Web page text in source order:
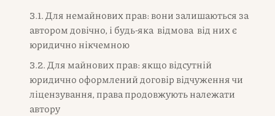
3.1. Для немайнових прав: вони залишаються за
автором довічно, і будь-яка відмова від них є
юридично нікчемною
3.2. Для майнових прав: якщо відсутній
юридично оформлений договір відчуження чи
ліцензування, права продовжують належати
автору